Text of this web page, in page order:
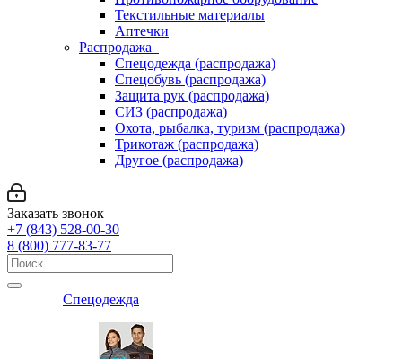
Текстильные материалы
Аптечки
Распродажа
Спецодежда (распродажа)
Спецобувь (распродажа)
Защита рук (распродажа)
СИЗ (распродажа)
Охота, рыбалка, туризм (распродажа)
Трикотаж (распродажа)
Другое (распродажа)
Заказать звонок
+7 (843) 528-00-30
8 (800) 777-83-77
Спецодежда